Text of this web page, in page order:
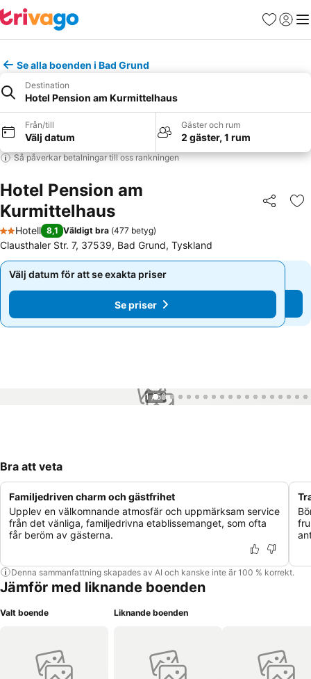
Favoriter
Logga
Se alla boenden i Bad Grund
Destination
Hotel Pension am Kurmittelhaus
Från/till
Välj datum
Gäster och rum
2 gäster, 1 rum
Så påverkar betalningar till oss rankningen
Hotel Pension am
Kurmittelhaus
Dela
2 Stjärnor
Hotell 8,1 Väldigt bra (477 betyg)
Clausthaler Str. 7, 37539, Bad Grund, Tyskland
Välj datum för att se exakta priser
Se priser
Välj datum för att se exakta priser
Se priser
1 / 56
Bra att veta
Familjedriven charm och gästfrihet
Upplev en välkomnande atmosfär och uppmärksam service
från det vänliga, familjedrivna etablissemanget, som ofta
får beröm av gästerna.
Denna sammanfattning skapades av AI och kanske inte är 100 % korrekt.
Jämför med liknande boenden
Valt boende Liknande boenden